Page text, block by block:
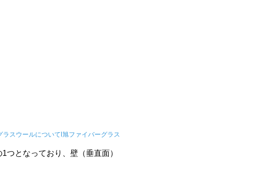
ラスウールについてl旭ファイバーグラス
つとなっており、壁（垂直面）